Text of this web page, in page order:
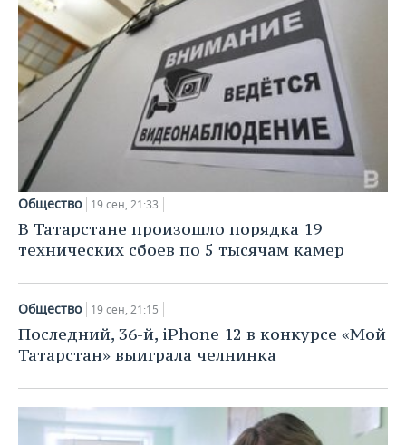
Общество 19 сен, 21:33
В Татарстане произошло порядка 19
технических сбоев по 5 тысячам камер
Общество 19 сен, 21:15
Последний, 36-й, iPhone 12 в конкурсе «Мой
Татарстан» выиграла челнинка